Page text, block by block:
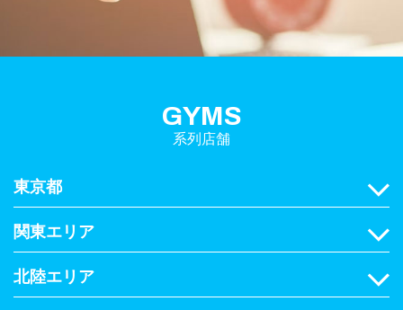
GYMS
系列店舗
東京都
関東エリア
北陸エリア